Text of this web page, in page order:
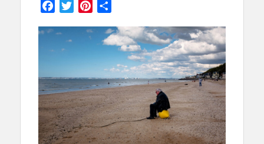
Facebook
TwitterPinterest